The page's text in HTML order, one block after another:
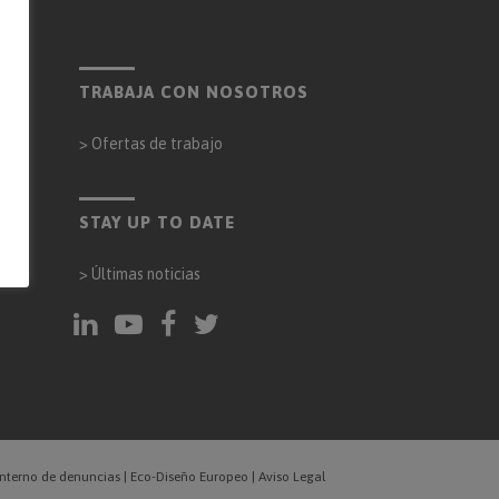
TRABAJA CON NOSOTROS
> Ofertas de trabajo
STAY UP TO DATE
> Últimas noticias
de denuncias Eco-Diseño Europeo Aviso Legal